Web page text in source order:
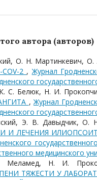
автора (авторов)
О. Н. Мартинкевич, О.
2 ,Журнал
С. Белюк, Н. И.
,Журнал
Э. В. Давыдчик, О.
И ЛЕЧЕНИЯ
медицинского
Меламед, Н. И.
ТЯЖЕСТИ У